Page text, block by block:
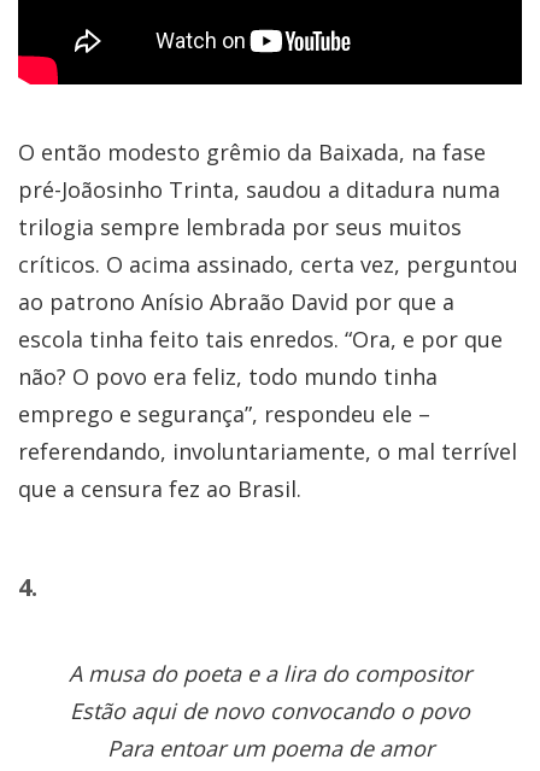
O então modesto grêmio da Baixada, na fase
pré-Joãosinho Trinta, saudou a ditadura numa
trilogia sempre lembrada por seus muitos
críticos. O acima assinado, certa vez, perguntou
ao patrono Anísio Abraão David por que a
escola tinha feito tais enredos. “Ora, e por que
não? O povo era feliz, todo mundo tinha
emprego e segurança”, respondeu ele –
referendando, involuntariamente, o mal terrível
que a censura fez ao Brasil.
4.
A musa do poeta e a lira do compositor
Estão aqui de novo convocando o povo
Para entoar um poema de amor